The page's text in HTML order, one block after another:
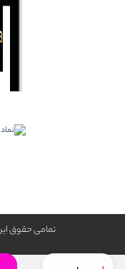
تمامی حقوق